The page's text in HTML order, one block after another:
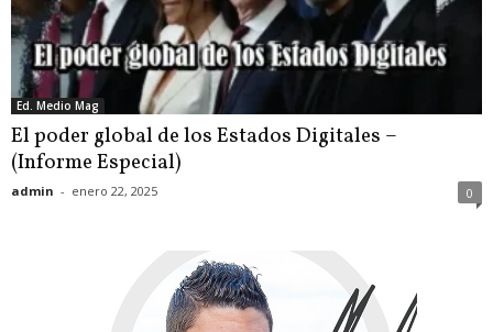
Ed. Medio Mag
El poder global de los Estados Digitales –
(Informe Especial)
admin - enero 22, 2025 0